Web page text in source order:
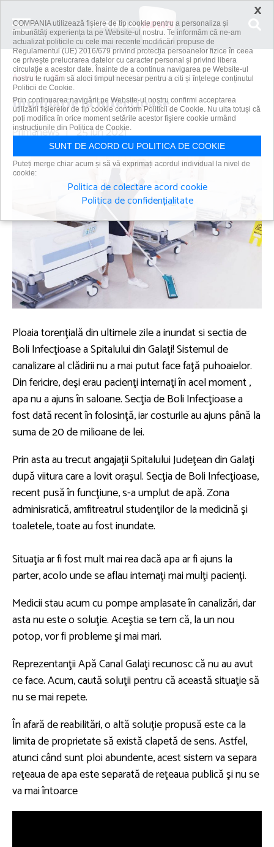
Acasă Știri Inundaţie la infecţioase
Inundaţie la infecţioase
Primanews | 25 iun 2021
Ploaia torenţială din ultimele zile a inundat si sectia de
Boli Infecţioase a Spitalului din Galaţi! Sistemul de
canalizare al clădirii nu a mai putut face faţă puhoaielor.
Din fericire, deşi erau pacienţi internaţi în acel moment ,
apa nu a ajuns în saloane. Secţia de Boli Infecţioase a
fost dată recent în folosinţă, iar costurile au ajuns până la
suma de 20 de milioane de lei.
Prin asta au trecut angajaţii Spitalului Judeţean din Galaţi
după viitura care a lovit oraşul. Secţia de Boli Infecţioase,
recent pusă în funcţiune, s-a umplut de apă. Zona
adminisratică, amfitreatrul studenţilor de la medicină şi
toaletele, toate au fost inundate.
Situaţia ar fi fost mult mai rea dacă apa ar fi ajuns la
parter, acolo unde se aflau internaţi mai mulţi pacienţi.
Medicii stau acum cu pompe amplasate în canalizări, dar
asta nu este o soluţie. Aceştia se tem că, la un nou
potop, vor fi probleme şi mai mari.
Reprezentanţii Apă Canal Galaţi recunosc că nu au avut
ce face. Acum, caută soluţii pentru că această situaţie să
nu se mai repete.
În afară de reabilitări, o altă soluţie propusă este ca la
limita de proprietate să există clapetă de sens. Astfel,
atunci când sunt ploi abundente, acest sistem va separa
reţeaua de apa este separată de reţeaua publică şi nu se
va mai întoarce
×
COMPANIA utilizează fişiere de tip cookie pentru a personaliza și
îmbunătăți experiența ta pe Website-ul nostru. Te informăm că ne-am
actualizat politicile cu cele mai recente modificări propuse de
Regulamentul (UE) 2016/679 privind protecția persoanelor fizice în ceea
ce privește prelucrarea datelor cu caracter personal și privind libera
circulație a acestor date. Înainte de a continua navigarea pe Website-ul
nostru te rugăm să aloci timpul necesar pentru a citi și înțelege conținutul
Politicii de Cookie.
Prin continuarea navigării pe Website-ul nostru confirmi acceptarea
utilizării fişierelor de tip cookie conform Politicii de Cookie. Nu uita totuși că
poți modifica în orice moment setările acestor fişiere cookie urmând
instrucțiunile din Politica de Cookie.
SUNT DE ACORD CU POLITICA DE COOKIE
Puteți merge chiar acum și să vă exprimați acordul individual la nivel de
cookie:
Politica de colectare acord cookie
Politica de confidențialitate